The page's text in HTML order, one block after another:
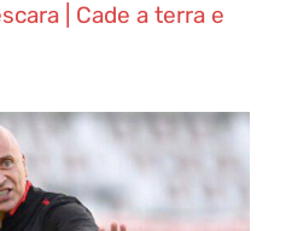
| Cade a terra e